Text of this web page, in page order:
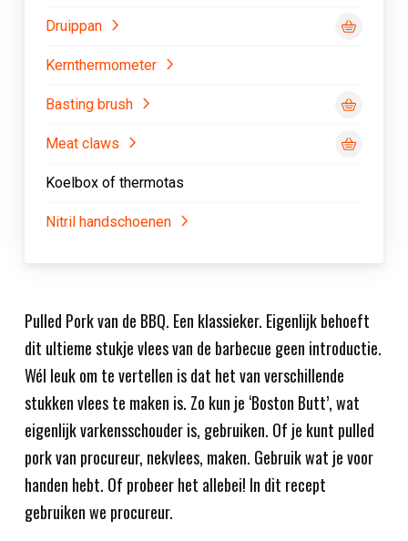
Pulled Pork van de BBQ. Een klassieker. Eigenlijk behoeft
dit ultieme stukje vlees van de barbecue geen introductie.
Wél leuk om te vertellen is dat het van verschillende
stukken vlees te maken is. Zo kun je ‘Boston Butt’, wat
eigenlijk varkensschouder is, gebruiken. Of je kunt pulled
pork van procureur, nekvlees, maken. Gebruik wat je voor
handen hebt. Of probeer het allebei! In dit recept
gebruiken we procureur.
Druippan
Kernthermometer
Basting brush
Meat claws
Koelbox of thermotas
Nitril handschoenen